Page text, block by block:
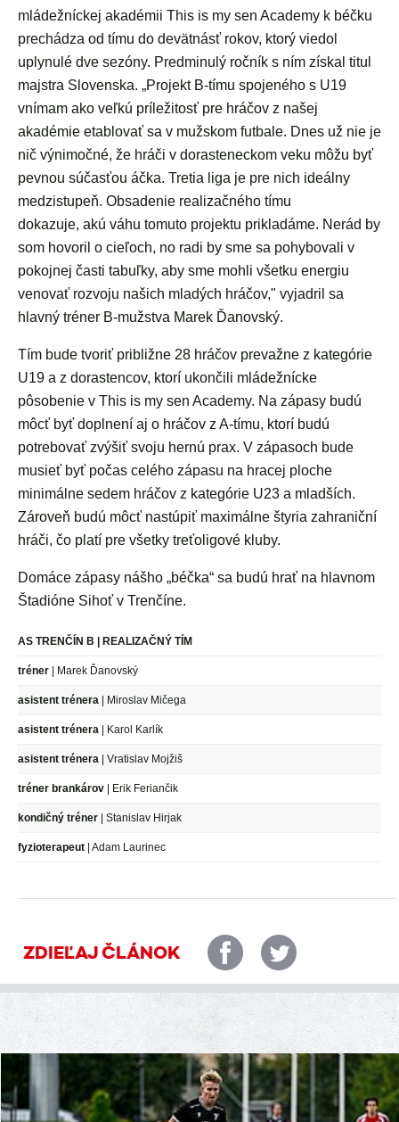
mládežníckej akadémii This is my sen Academy k béčku
prechádza od tímu do devätnásť rokov, ktorý viedol
uplynulé dve sezóny. Predminulý ročník s ním získal titul
majstra Slovenska. „Projekt B-tímu spojeného s U19
vnímam ako veľkú príležitosť pre hráčov z našej
akadémie etablovať sa v mužskom futbale. Dnes už nie je
nič výnimočné, že hráči v dorasteneckom veku môžu byť
pevnou súčasťou áčka. Tretia liga je pre nich ideálny
medzistupeň. Obsadenie realizačného tímu
dokazuje, akú váhu tomuto projektu prikladáme. Nerád by
som hovoril o cieľoch, no radi by sme sa pohybovali v
pokojnej časti tabuľky, aby sme mohli všetku energiu
venovať rozvoju našich mladých hráčov," vyjadril sa
hlavný tréner B-mužstva Marek Ďanovský.
Tím bude tvoriť približne 28 hráčov prevažne z kategórie
U19 a z dorastencov, ktorí ukončili mládežnícke
pôsobenie v This is my sen Academy. Na zápasy budú
môcť byť doplnení aj o hráčov z A-tímu, ktorí budú
potrebovať zvýšiť svoju hernú prax. V zápasoch bude
musieť byť počas celého zápasu na hracej ploche
minimálne sedem hráčov z kategórie U23 a mladších.
Zároveň budú môcť nastúpiť maximálne štyria zahraniční
hráči, čo platí pre všetky treťoligové kluby.
Domáce zápasy nášho „béčka“ sa budú hrať na hlavnom
Štadióne Sihoť v Trenčíne.
AS TRENČÍN B | REALIZAČNÝ TÍM
tréner | Marek Ďanovský
asistent trénera | Miroslav Mičega
asistent trénera | Karol Karlík
asistent trénera | Vratislav Mojžiš
tréner brankárov | Erik Feriančik
kondičný tréner | Stanislav Hirjak
fyzioterapeut | Adam Laurinec
ZDIEĽAJ ČLÁNOK